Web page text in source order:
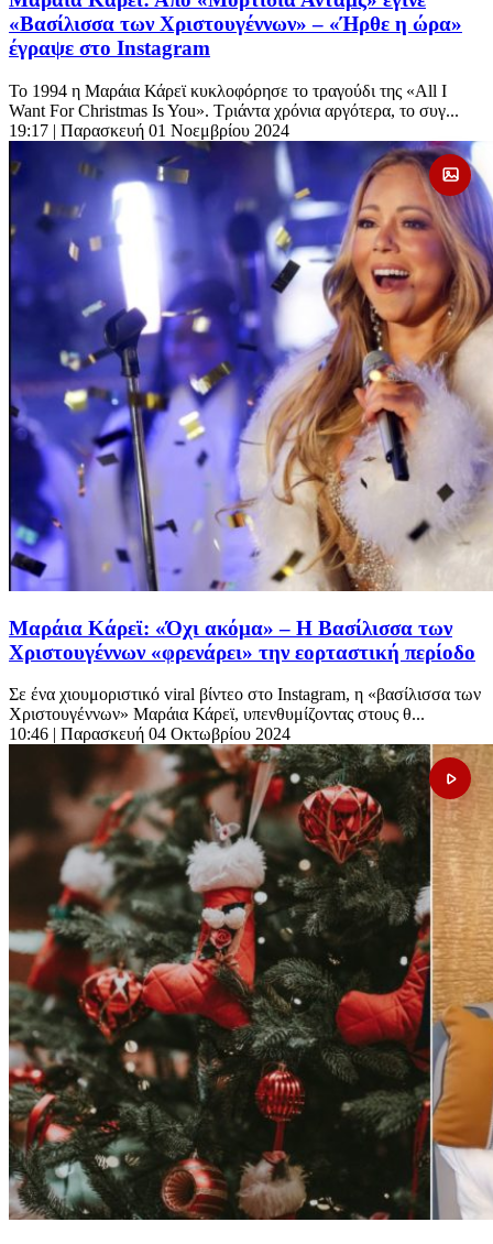
«Βασίλισσα των Χριστουγέννων» – «Ήρθε η ώρα»
έγραψε στο Instagram
Το 1994 η Μαράια Κάρεϊ κυκλοφόρησε το τραγούδι της «All I
Want For Christmas Is You». Τριάντα χρόνια αργότερα, το συγ...
19:17 | Παρασκευή 01 Νοεμβρίου 2024
Μαράια Κάρεϊ: «Όχι ακόμα» – Η Βασίλισσα των
Χριστουγέννων «φρενάρει» την εορταστική περίοδο
Σε ένα χιουμοριστικό viral βίντεο στο Instagram, η «βασίλισσα των
Χριστουγέννων» Μαράια Κάρεϊ, υπενθυμίζοντας στους θ...
10:46 | Παρασκευή 04 Οκτωβρίου 2024